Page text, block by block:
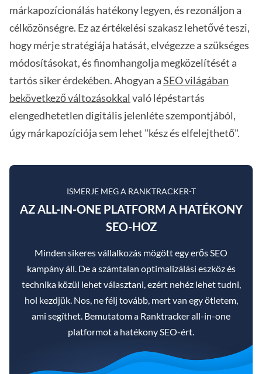
márkapozícionálás hatékony legyen, és rezonáljon a
célközönségre. Ez az értékelési szakasz lehetővé teszi,
hogy mérje stratégiája hatását, elvégezze a szükséges
módosításokat, és finomhangolja megközelítését a
tartós siker érdekében. Ahogyan aSEO világában
bekövetkező változásokkal való lépéstartás
elengedhetetlen digitális jelenléte szempontjából,
úgy márkapozíciója sem lehet "kész és elfelejthető".
ISMERJE MEG A RANKTRACKER-T
AZ ALL-IN-ONE PLATFORM A HATÉKONY
SEO-HOZ
Minden sikeres vállalkozás mögött egy erős SEO
kampány áll. De a számtalan optimalizálási eszköz és
technika közül lehet választani, ezért nehéz lehet tudni,
hol kezdjük. Nos, ne félj tovább, mert van egy ötletem,
ami segíthet. Bemutatom a Ranktracker all-in-one
platformot a hatékony SEO-ért.